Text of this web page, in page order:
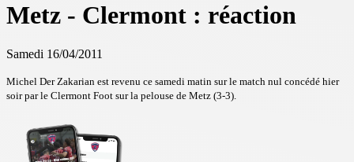
Metz - Clermont : réaction
Samedi 16/04/2011
Michel Der Zakarian est revenu ce samedi matin sur le match nul concédé hier
soir par le Clermont Foot sur la pelouse de Metz (3-3).